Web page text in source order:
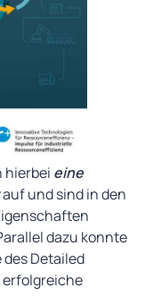
hierbei eine
auf und sind in den
dazu konnte
Detailed
erfolgreiche